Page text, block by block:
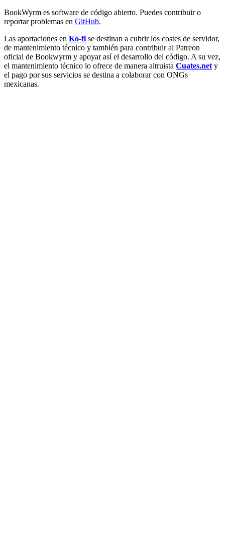
BookWyrm es software de código abierto. Puedes contribuir o
reportar problemas en GitHub.
Las aportaciones en Ko-fi se destinan a cubrir los costes de servidor,
de mantenimiento técnico y también para contribuir al Patreon
oficial de Bookwyrm y apoyar así el desarrollo del código. A su vez,
el mantenimiento técnico lo ofrece de manera altruista Cuates.net y
el pago por sus servicios se destina a colaborar con ONGs
mexicanas.